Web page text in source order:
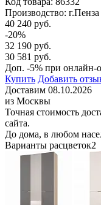
Производство: г.Пенза
40 240 руб.
-20%
32 190 руб.
30 581 руб.
Доп. -5% при онлайн-
Купить Добавить
Доставим 08.10.2026
из Москвы
Точная стоимость
сайта.
До дома, в любом
Варианты расцветок2